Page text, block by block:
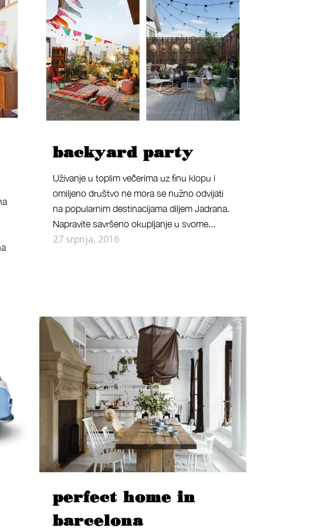
backyard party
Uživanje u toplim večerima uz finu klopu i
omiljeno društvo ne mora se nužno odvijati
na popularnim destinacijama diljem Jadrana.
Napravite savršeno okupljanje u svome...
27 srpnja, 2016
perfect home in
barcelona